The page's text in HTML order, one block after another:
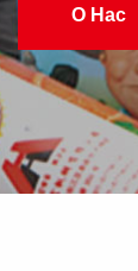
О Нас